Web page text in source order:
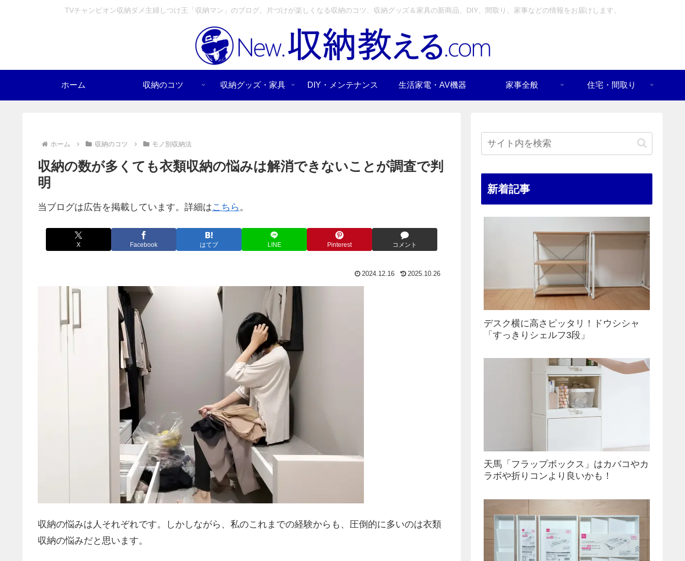
TVチャンピオン収納ダメ主婦しつけ王「収納マン」のブログ。片づけが楽しくなる収納のコツ、収納グッズ＆家具の新商品、DIY、間取り、家事などの情報をお届けします。
ホーム 収納のコツ 収納グッズ・家具 DIY・メンテナンス 生活家電・AV機器 家事全般 住宅・間取り
ホーム 収納のコツ モノ別収納法
収納の数が多くても衣類収納の悩みは解消できないことが調査で判
明
当ブログは広告を掲載しています。詳細はこちら 。
X Facebook はてブ LINE Pinterest コメント
2024.12.16 2025.10.26
収納の悩みは人それぞれです。しかしながら、私のこれまでの経験からも、圧倒的に多いのは衣類
収納の悩みだと思います。
新着記事
デスク横に高さピッタリ！ドウシシャ
「すっきりシェルフ3段」
天馬「フラップボックス」はカバコやカ
ラボや折りコンより良いかも！